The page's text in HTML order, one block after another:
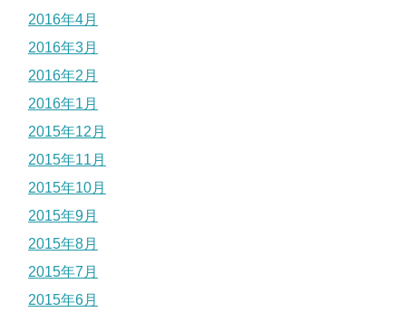
2016年4月
2016年3月
2016年2月
2016年1月
2015年12月
2015年11月
2015年10月
2015年9月
2015年8月
2015年7月
2015年6月